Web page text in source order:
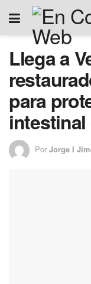
Llega a
para
Por Jorge I